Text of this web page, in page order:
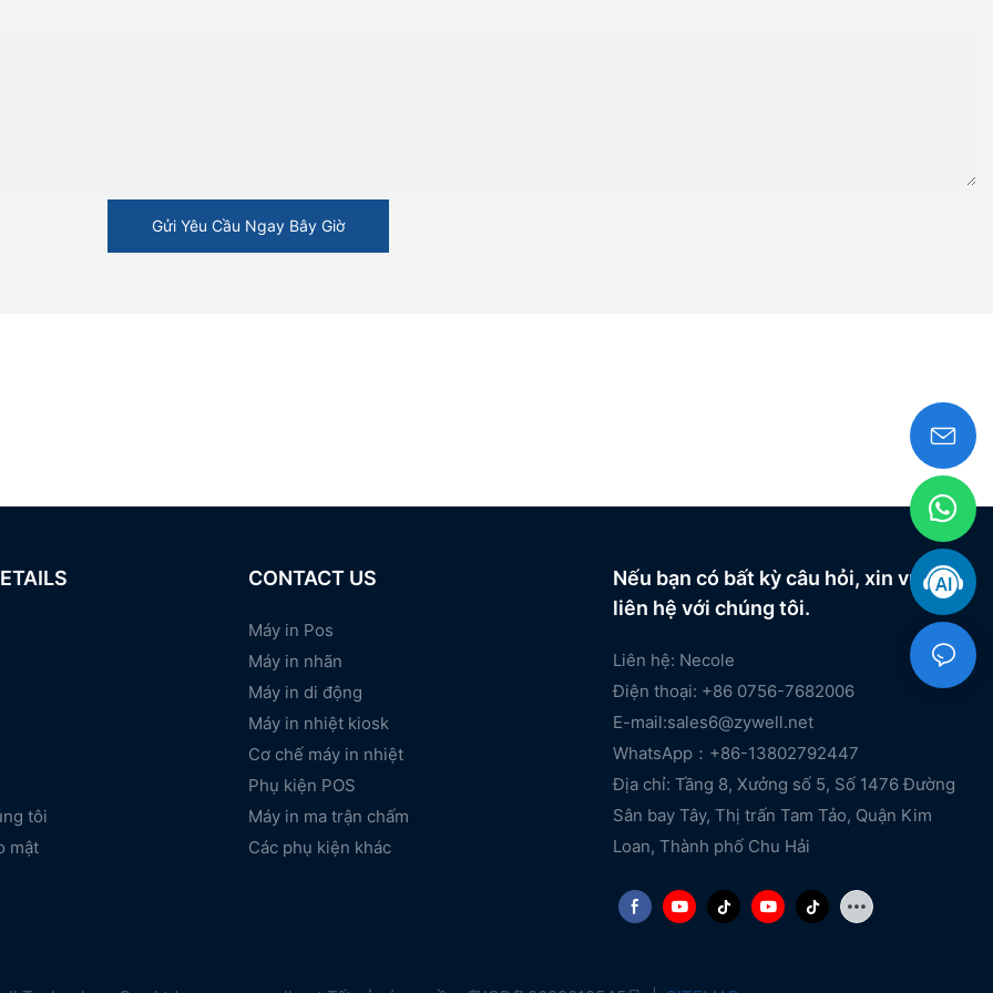
Gửi Yêu Cầu Ngay Bây Giờ
tôi
mật
CONTACT US
Máy in Pos
Máy in nhãn
Máy in di động
Máy in nhiệt kiosk
Cơ chế máy in nhiệt
Phụ kiện POS
Máy in ma trận chấm
Các phụ kiện khác
Nếu bạn có bất kỳ câu hỏi, xin vui lòng
liên hệ với chúng tôi.
Liên hệ: Necole
Điện thoại: +86 0756-7682006
E-mail:sales6@zywell.net
WhatsApp：+86-13802792447
Địa chỉ: Tầng 8, Xưởng số 5, Số 1476 Đường
Sân bay Tây, Thị trấn Tam Tảo, Quận Kim
Loan, Thành phố Chu Hải